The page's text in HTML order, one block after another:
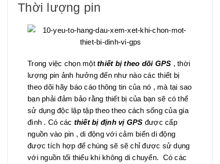
Thời lượng pin
Trong việc chọn một thiết bị theo dõi GPS , thời
lượng pin ảnh hưởng đến như nào các thiết bị
theo dõi hãy báo cáo thông tin của nó , mà tại sao
bạn phải đảm bảo rằng thiết bị của bạn sẽ có thể
sử dụng độc lập tập theo theo cách sống của gia
đình . Có các thiết bị định vị GPS được cấp
nguồn vào pin , di động với cảm biến di động
được tích hợp để chúng sẽ sẽ chỉ được sử dụng
với nguồn tối thiểu khi không di chuyển. Có các